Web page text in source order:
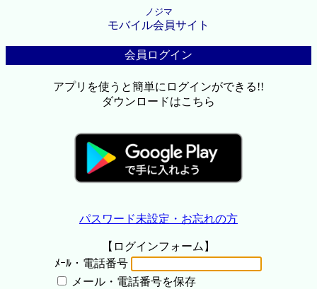
ノジマ
モバイル会員サイト
会員ログイン
アプリを使うと簡単にログインができる!!
ダウンロードはこちら
パスワード未設定・お忘れの方
【ログインフォーム】
ﾒｰﾙ・電話番号
メール・電話番号を保存